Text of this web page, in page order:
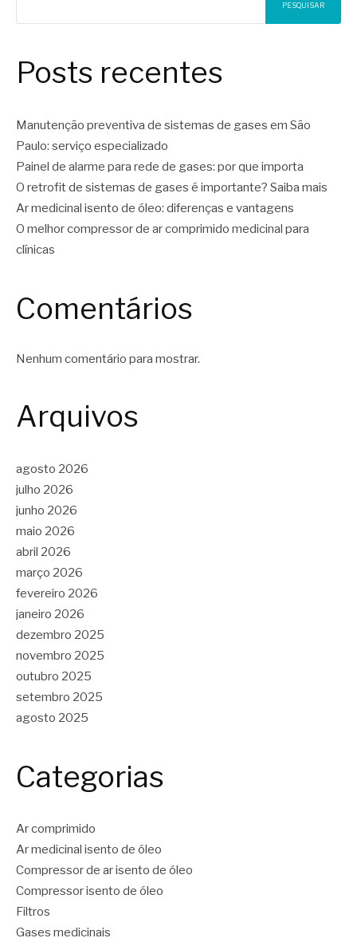
PESQUISAR
Posts recentes
Manutenção preventiva de sistemas de gases em São
Paulo: serviço especializado
Painel de alarme para rede de gases: por que importa
O retrofit de sistemas de gases é importante? Saiba mais
Ar medicinal isento de óleo: diferenças e vantagens
O melhor compressor de ar comprimido medicinal para
clínicas
Comentários
Nenhum comentário para mostrar.
Arquivos
agosto 2026
julho 2026
junho 2026
maio 2026
abril 2026
março 2026
fevereiro 2026
janeiro 2026
dezembro 2025
novembro 2025
outubro 2025
setembro 2025
agosto 2025
Categorias
Ar comprimido
Ar medicinal isento de óleo
Compressor de ar isento de óleo
Compressor isento de óleo
Filtros
Gases medicinais